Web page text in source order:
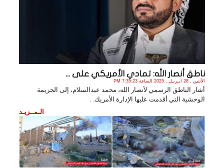
ناطق أنصار الله: تمادي الأمريكي على ...
الأثنين , 28 أبـريـل , 2025 الساعة 7:35:23 PM
أشار الناطق الرسمي لأنصار الله، محمد عبدالسلام، إلى الجريمة
الوحشية التي أقدمت عليها الإدارة الأمريك. .
الـمــزيـد